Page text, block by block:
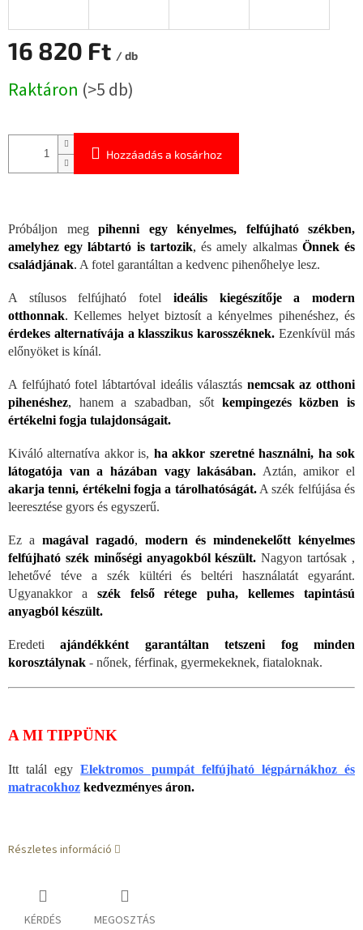
16 820 Ft / db
Raktáron (>5 db)
Hozzáadás a kosárhoz
Próbáljon meg
pihenni egy kényelmes, felfújható székben,
amelyhez egy lábtartó is tartozik, és amely alkalmas Önnek és
családjának. A fotel garantáltan a kedvenc pihenőhelye lesz.
A stílusos felfújható fotel ideális kiegészítője a modern
otthonnak. Kellemes helyet biztosít a kényelmes pihenéshez, és
érdekes alternatívája a klasszikus karosszéknek. Ezenkívül más
előnyöket is kínál.
A felfújható fotel lábtartóval ideális választás nemcsak az otthoni
pihenéshez, hanem a szabadban, sőt kempingezés közben is
értékelni fogja tulajdonságait.
Kiváló alternatíva akkor is, ha akkor szeretné használni, ha sok
látogatója van a házában vagy lakásában. Aztán, amikor el
akarja tenni, értékelni fogja a tárolhatóságát. A szék felfújása és
leeresztése gyors és egyszerű.
Ez a magával ragadó, modern és mindenekelőtt kényelmes
felfújható szék minőségi anyagokból készült. Nagyon tartósak ,
lehetővé téve a szék kültéri és beltéri használatát egyaránt.
Ugyanakkor a
szék felső rétege puha, kellemes tapintású
anyagból készült.
Eredeti
ajándékként garantáltan tetszeni fog minden
korosztálynak - nőnek, férfinak, gyermekeknek, fiataloknak.
A MI TIPPÜNK
Itt talál egyElektromos pumpát felfújható légpárnákhoz és
matracokhoz kedvezményes áron.
Részletes információ
KÉRDÉS MEGOSZTÁS